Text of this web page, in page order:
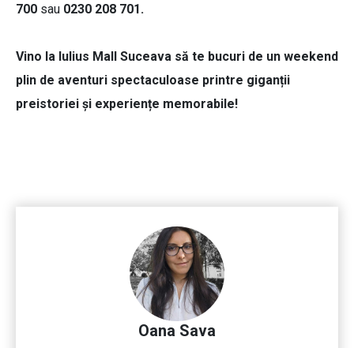
700 sau 0230 208 701.
Vino la Iulius Mall Suceava să te bucuri de un weekend
plin de aventuri spectaculoase printre giganții
preistoriei și experiențe memorabile!
Oana Sava